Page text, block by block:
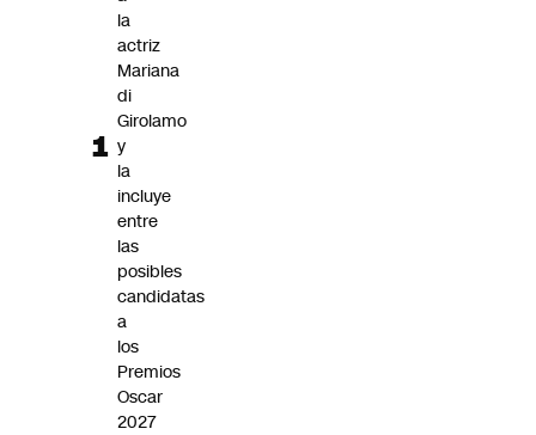
la
actriz
Mariana
di
Girolamo
y
la
incluye
entre
las
posibles
candidatas
a
los
Premios
Oscar
2027